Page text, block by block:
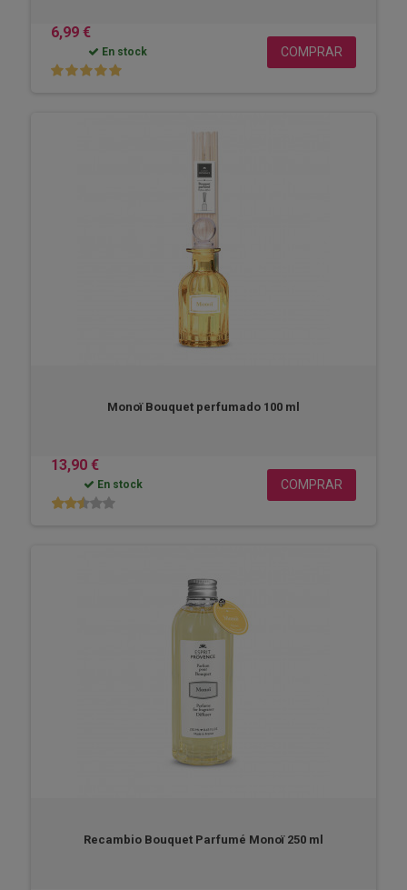
6,99 €
En stock COMPRAR
Monoï Bouquet perfumado 100 ml
13,90 €
En stock COMPRAR
Recambio Bouquet Parfumé Monoï 250 ml